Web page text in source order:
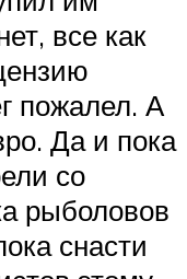
все как
пожалел. А
Да и пока
со
рыболовов
снасти